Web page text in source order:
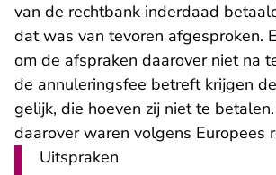
van de rechtbank inderdaad
dat was van tevoren afgesproken.
om de afspraken daarover niet na
de annuleringsfee betreft krijgen
gelijk, die hoeven zij niet te
daarover waren volgens Europees
Uitspraken